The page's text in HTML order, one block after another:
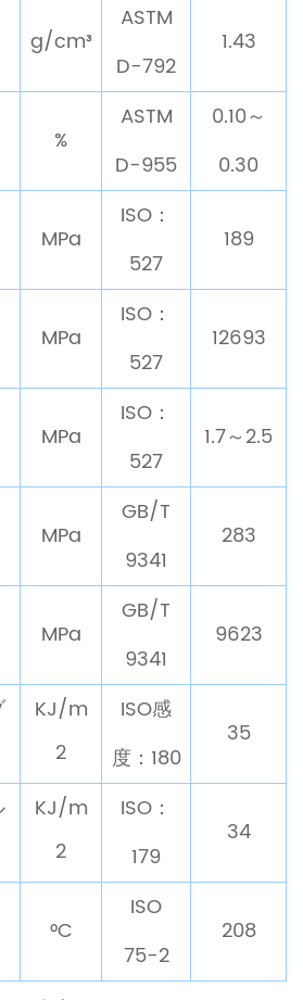
g/cm³
ASTM
D-792
1.43
%
ASTM
D-955
0.10～
0.30
MPa
ISO：
527
189
MPa
ISO：
527
12693
MPa
ISO：
527
1.7～2.5
MPa
GB/T
9341
283
MPa
GB/T
9341
9623
KJ/m
2
ISO感
度：180
35
KJ/m
2
ISO：
179
34
°C
ISO
75-2
208